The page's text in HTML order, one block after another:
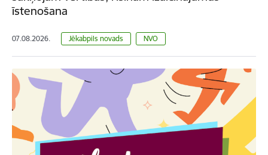
īstenošana
07.08.2026. Jēkabpils novads NVO